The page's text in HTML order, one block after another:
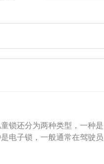
锁还分为两种类型，一种是
电子锁，一般通常在驾驶员
，机械式开关需要按下车门